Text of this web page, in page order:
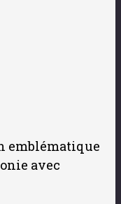
emblématique
avec